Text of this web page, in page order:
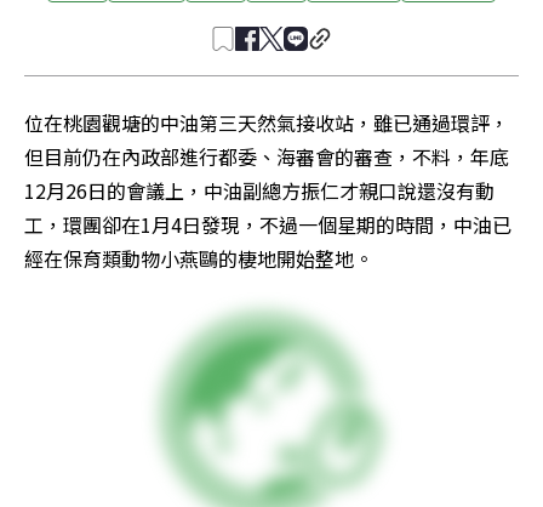
位在桃園觀塘的中油第三天然氣接收站，雖已通過環評，
但目前仍在內政部進行都委、海審會的審查，不料，年底
12月26日的會議上，中油副總方振仁才親口說還沒有動
工，環團卻在1月4日發現，不過一個星期的時間，中油已
經在保育類動物小燕鷗的棲地開始整地。